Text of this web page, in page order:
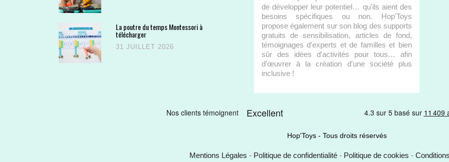
La poutre du temps Montessori à
télécharger
31 JUILLET 2026
de développer leur potentiel… qu'ils aient des
besoins spécifiques ou non. Hop'Toys
propose également sur son blog des supports
gratuits de sensibilisation, articles de fond,
témoignages d'experts et de familles et bien
sûr des idées d'activités pour tous… afin
d'œuvrer à la création d'une société plus
inclusive !
Hop'Toys - Tous droits réservés
Mentions Légales - Politique de confidentialité - Politique de cookies -